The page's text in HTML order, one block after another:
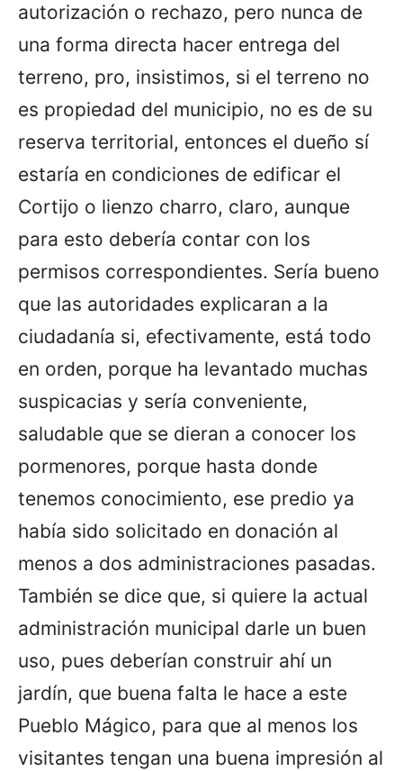
autorización o rechazo, pero nunca de
una forma directa hacer entrega del
terreno, pro, insistimos, si el terreno no
es propiedad del municipio, no es de su
reserva territorial, entonces el dueño sí
estaría en condiciones de edificar el
Cortijo o lienzo charro, claro, aunque
para esto debería contar con los
permisos correspondientes. Sería bueno
que las autoridades explicaran a la
ciudadanía si, efectivamente, está todo
en orden, porque ha levantado muchas
suspicacias y sería conveniente,
saludable que se dieran a conocer los
pormenores, porque hasta donde
tenemos conocimiento, ese predio ya
había sido solicitado en donación al
menos a dos administraciones pasadas.
También se dice que, si quiere la actual
administración municipal darle un buen
uso, pues deberían construir ahí un
jardín, que buena falta le hace a este
Pueblo Mágico, para que al menos los
visitantes tengan una buena impresión al